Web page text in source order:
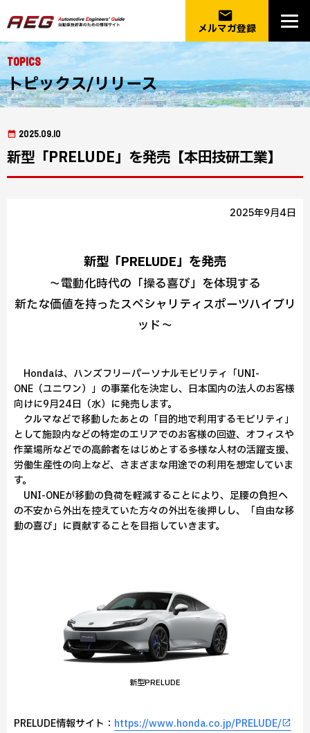
email
メルマガ登録
Topics
トピックス/リリース
2025.09.10
新型「PRELUDE」を発売【本田技研工業】
2025年9月4日
新型「PRELUDE」を発売
～電動化時代の「操る喜び」を体現する
新たな価値を持ったスペシャリティスポーツハイブリ
ッド～
Hondaは、ハンズフリーパーソナルモビリティ「UNI-
ONE（ユニワン）」の事業化を決定し、日本国内の法人のお客様
向けに9月24日（水）に発売します。
クルマなどで移動したあとの「目的地で利用するモビリティ」
として施設内などの特定のエリアでのお客様の回遊、オフィスや
作業場所などでの高齢者をはじめとする多様な人材の活躍支援、
労働生産性の向上など、さまざまな用途での利用を想定していま
す。
UNI-ONEが移動の負荷を軽減することにより、足腰の負担へ
の不安から外出を控えていた方々の外出を後押しし、「自由な移
動の喜び」に貢献することを目指していきます。
新型PRELUDE
PRELUDE情報サイト： https://www.honda.co.jp/PRELUDE/